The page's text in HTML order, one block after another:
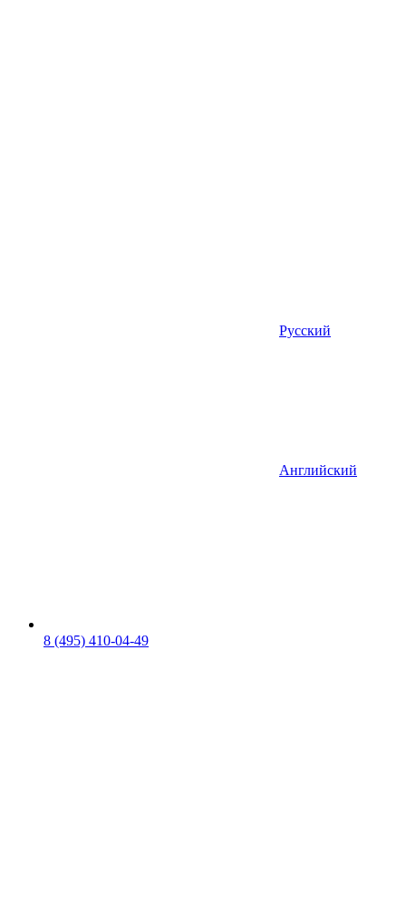
Русский
Английский
8 (495) 410-04-49